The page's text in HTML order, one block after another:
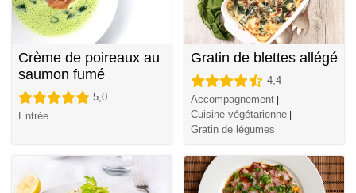
Crème de poireaux au
saumon fumé
5,0
Entrée
Gratin de blettes allégé
4,4
Accompagnement
Cuisine végétarienne
Gratin de légumes